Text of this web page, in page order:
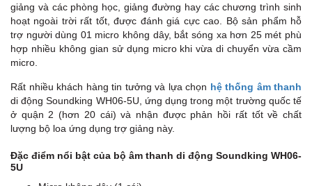
giảng và các phòng học, giảng đường hay các chương trình sinh
hoạt ngoài trời rất tốt, được đánh giá cực cao. Bộ sản phẩm hỗ
trợ người dùng 01 micro không dây, bắt sóng xa hơn 25 mét phù
hợp nhiều không gian sử dụng micro khi vừa di chuyển vừa cầm
micro.
Rất nhiều khách hàng tin tưởng và lựa chọn hệ thống âm thanh
di động Soundking WH06-5U, ứng dụng trong một trường quốc tế
ở quận 2 (hơn 20 cái) và nhận được phản hồi rất tốt về chất
lượng bộ loa ứng dụng trợ giảng này.
Đặc điểm nổi bật của bộ âm thanh di động Soundking WH06-
5U